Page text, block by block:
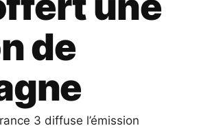
de
3 diffuse l’émission